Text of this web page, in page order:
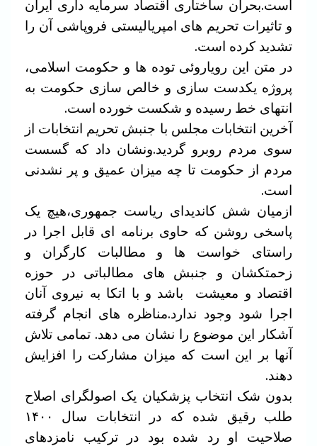
است.بحران ساختاری اقتصاد سرمایه داری ایران
و تاثیرات تحریم های امپریالیستی فروپاشی آن را
تشدید کرده است.
در متن این رویاروئی توده ها و حکومت اسلامی،
پروژه یکدست سازی و خالص سازی حکومت به
انتهای خط رسیده و شکست خورده است.
آخرین انتخابات مجلس با جنبش تحریم انتخابات از
سوی مردم روبرو گردید.ونشان داد که گسست
مردم از حکومت تا چه میزان عمیق و پر نشدنی
است.
ازمیان شش کاندیدای ریاست جمهوری،هیچ یک
پاسخی روشن که حاوی برنامه ای قابل اجرا در
راستای خواست ها و مطالبات کارگران و
زحمتکشان و جنبش های مطالباتی در حوزه
اقتصاد و معیشت باشد و با اتکا به نیروی آنان
اجرا شود وجود ندارد.مناظره های انجام گرفته
آشکار این موضوع را نشان می دهد. تمامی تلاش
آنها بر این است که میزان مشارکت را افزایش
دهند.
بدون شک انتخاب پزشکیان یک اصولگرای اصلاح
طلب رقیق شده که در انتخابات سال ۱۴۰۰
صلاحیت او رد شده بود در ترکیب نامزدهای